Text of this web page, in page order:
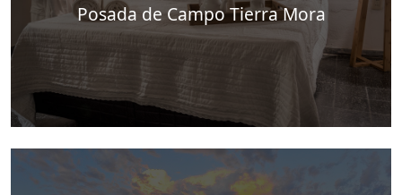
Posada de Campo Tierra Mora